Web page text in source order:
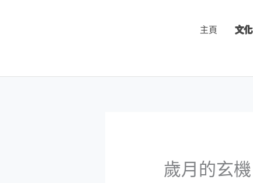
主頁 文化
歲月的​玄機